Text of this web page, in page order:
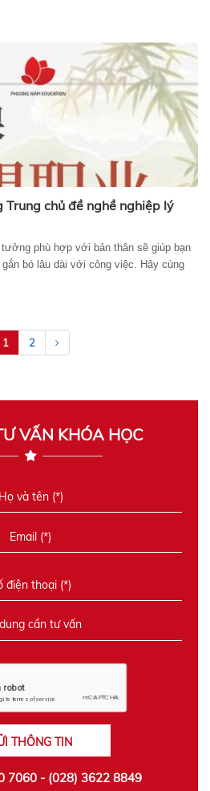
Trung chủ đề nghề nghiệp lý
phù hợp với bản thân sẽ giúp bạn
bó lâu dài với công việc. Hãy cùng
1 2
VẤN KHÓA HỌC
THÔNG TIN
7060 - (028) 3622 8849